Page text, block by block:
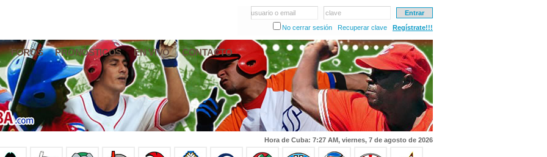
usuario o email
clave
No cerrar sesión
Recuperar clave Regístrate!!!
FOROS PRONÓSTICOS EN VIVO CONTACTO
Hora de Cuba: 7:27 AM, viernes, 7 de agosto de 2026